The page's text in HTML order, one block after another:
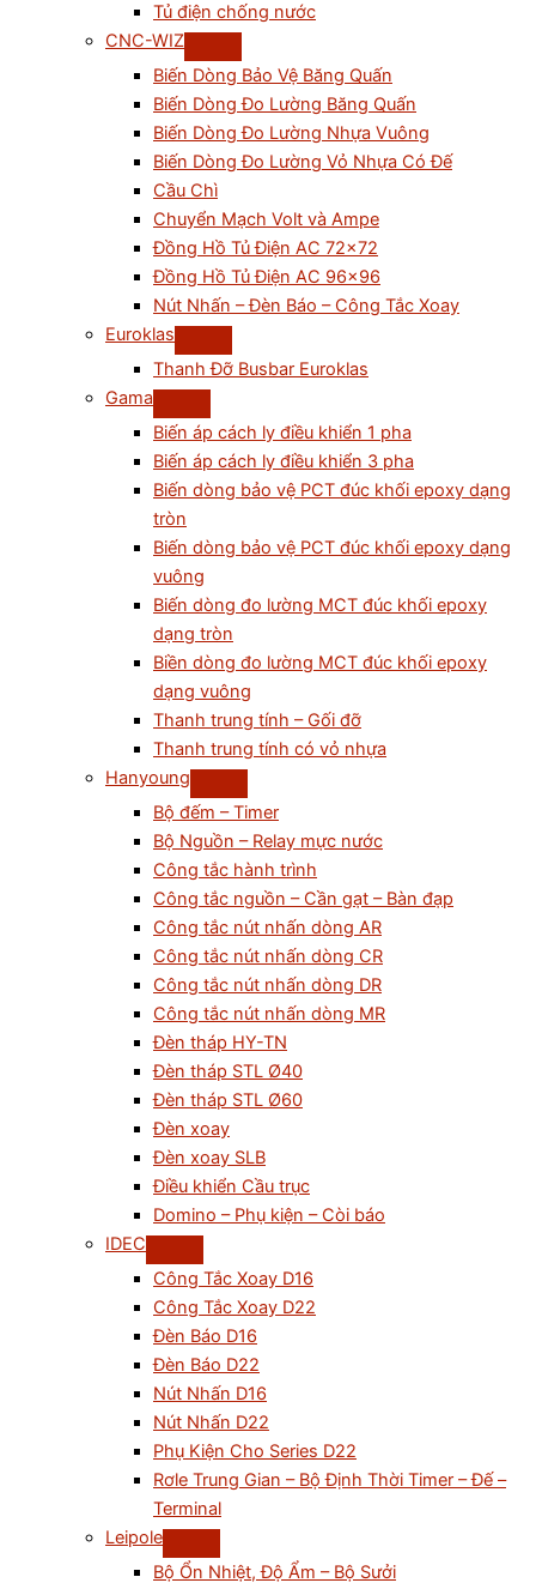
Tủ điện chống nước
CNC-WIZ
Biến Dòng Bảo Vệ Băng Quấn
Biến Dòng Đo Lường Băng Quấn
Biến Dòng Đo Lường Nhựa Vuông
Biến Dòng Đo Lường Vỏ Nhựa Có Đế
Cầu Chì
Chuyển Mạch Volt và Ampe
Đồng Hồ Tủ Điện AC 72×72
Đồng Hồ Tủ Điện AC 96×96
Nút Nhấn – Đèn Báo – Công Tắc Xoay
Euroklas
Thanh Đỡ Busbar Euroklas
Gama
Biến áp cách ly điều khiển 1 pha
Biến áp cách ly điều khiển 3 pha
Biến dòng bảo vệ PCT đúc khối epoxy dạng
tròn
Biến dòng bảo vệ PCT đúc khối epoxy dạng
vuông
Biến dòng đo lường MCT đúc khối epoxy
dạng tròn
Biền dòng đo lường MCT đúc khối epoxy
dạng vuông
Thanh trung tính – Gối đỡ
Thanh trung tính có vỏ nhựa
Hanyoung
Bộ đếm – Timer
Bộ Nguồn – Relay mực nước
Công tắc hành trình
Công tắc nguồn – Cần gạt – Bàn đạp
Công tắc nút nhấn dòng AR
Công tắc nút nhấn dòng CR
Công tắc nút nhấn dòng DR
Công tắc nút nhấn dòng MR
Đèn tháp HY-TN
Đèn tháp STL Ø40
Đèn tháp STL Ø60
Đèn xoay
Đèn xoay SLB
Điều khiển Cầu trục
Domino – Phụ kiện – Còi báo
IDEC
Công Tắc Xoay D16
Công Tắc Xoay D22
Đèn Báo D16
Đèn Báo D22
Nút Nhấn D16
Nút Nhấn D22
Phụ Kiện Cho Series D22
Rơle Trung Gian – Bộ Định Thời Timer – Đế –
Terminal
Leipole
Bộ Ổn Nhiệt, Độ Ẩm – Bộ Sưởi